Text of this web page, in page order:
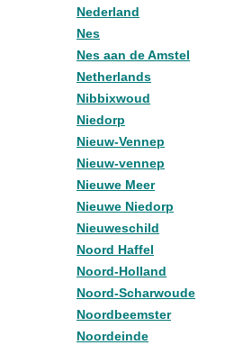
Nederland
Nes
Nes aan de Amstel
Netherlands
Nibbixwoud
Niedorp
Nieuw-Vennep
Nieuw-vennep
Nieuwe Meer
Nieuwe Niedorp
Nieuweschild
Noord Haffel
Noord-Holland
Noord-Scharwoude
Noordbeemster
Noordeinde